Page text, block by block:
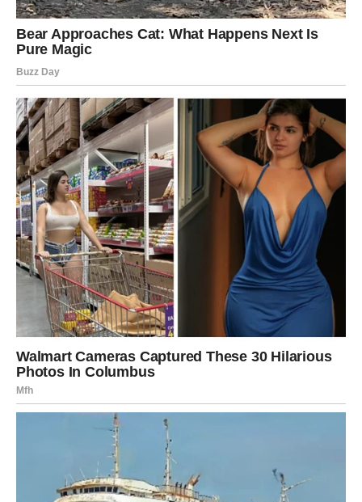
Vodolije danas osećaju potrebu za promenom. Više ne
želite površne odnose niti ljude koji vas zbunjuju.
Jedna osoba pokušava da vam priđe iskreno i bez maski.
Ovo bi mogao biti početak veoma posebne priče.
Ako ste u vezi, partner će želeti više pažnje i bliskosti.
Nemojte bežati u ćutanje jer to može stvoriti dodatnu
distancu.
Danas je važno da pokažete emocije, čak i ako vam to nije
lako.
Ribe
Ribe danas imaju osećaj kao da im univerzum šalje
znakove na svakom koraku. Intuicija vam je neverovatno
jaka i nepogrešivo osećate šta se sprema.
Jedna osoba razmišlja o vama mnogo više nego što
možete da zamislite. Moguće je romantično iznenađenje
ili poruka koja će vam potpuno promeniti dan.